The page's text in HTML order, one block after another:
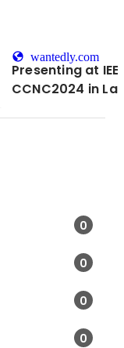
wantedly.com
Presenting at
CCNC2024 in
0
0
0
0